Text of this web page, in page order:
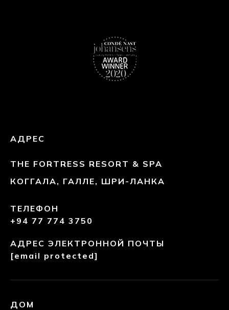
АДРЕС
THE FORTRESS RESORT & SPA
КОГГАЛА, ГАЛЛЕ, ШРИ-ЛАНКА
ТЕЛЕФОН
+94 77 774 3750
АДРЕС ЭЛЕКТРОННОЙ ПОЧТЫ
[email protected]
ДОМ